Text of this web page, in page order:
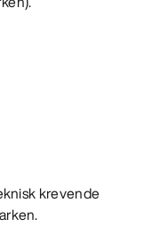
krevende